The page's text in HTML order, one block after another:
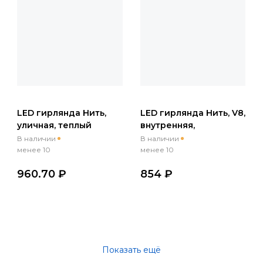
LED гирлянда Нить,
уличная, теплый
белый, 100м, 220В
В наличии
менее 10
960.70 ₽
LED гирлянда Нить, V8,
внутренняя,
мультиколор, 100м,
220В
В наличии
менее 10
854 ₽
Показать ещё